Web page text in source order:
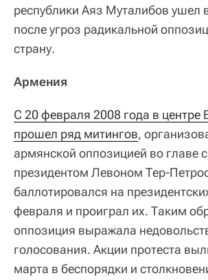
республики Аяз Муталибов ушел
после угроз радикальной
страну.
Армения
С 20 февраля 2008 года в центре
прошел ряд митингов,
армянской оппозицией во главе
президентом Левоном Тер-
баллотировался на
февраля и проиграл их. Таким
оппозиция выражала
голосования. Акции протеста
марта в беспорядки и